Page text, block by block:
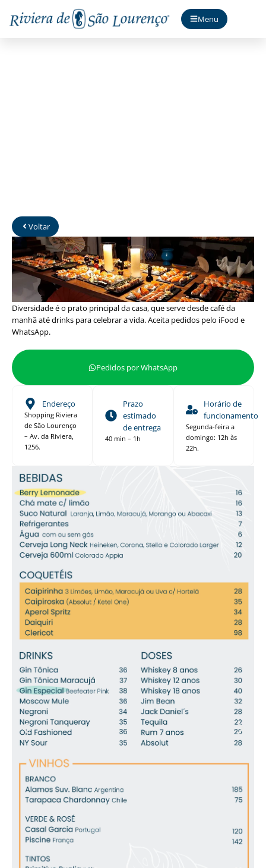
Menu
Voltar
Diversidade é o prato principal da casa, que serve desde café da
manhã até drinks para celebrar a vida. Aceita pedidos pelo iFood e
WhatsApp.
Pedidos por WhatsApp
Endereço
Shopping Riviera
de São Lourenço
– Av. da Riviera,
1256.
Prazo
estimado
de entrega
40 min – 1h
Horário de
funcionamento
Segunda-feira a
domingo: 12h às
22h.